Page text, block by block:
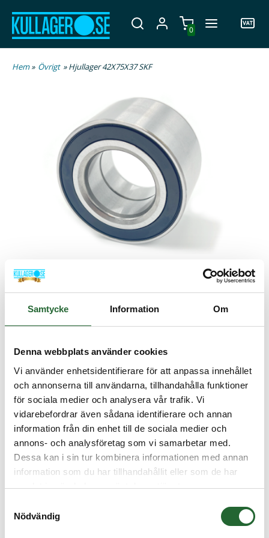
Samtycke Information Om
Denna webbplats använder cookies
Vi använder enhetsidentifierare för att anpassa innehållet
och annonserna till användarna, tillhandahålla funktioner
för sociala medier och analysera vår trafik. Vi
vidarebefordrar även sådana identifierare och annan
information från din enhet till de sociala medier och
annons- och analysföretag som vi samarbetar med.
Dessa kan i sin tur kombinera informationen med annan
information som du har tillhandahållit eller som de har
samlat in när du har använt deras tjänster.
Nödvändig
0
Hem» Övrigt » Hjullager 42X75X37 SKF
Hjullager 42X75X37 SKF
Artikelnamn:Hjullager 42X75X37 SKF
Artnr:VKBA1460
Lagerstatus:Normalt 1 veckas leveranstid.
731,25 :-
Lägg i kundvagnen
BESKRIVNING